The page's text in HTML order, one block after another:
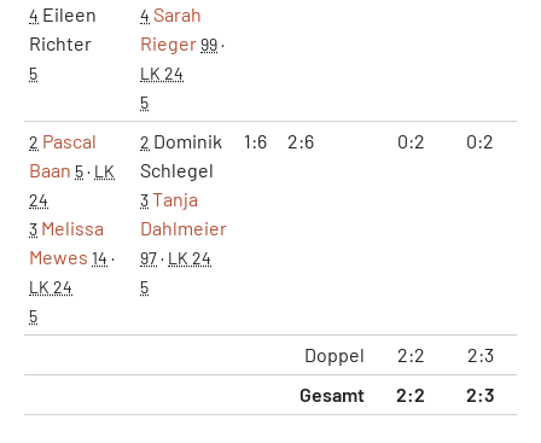
4 Eileen
Richter
5
4 Sarah
Rieger99·
LK 24
5
2 Pascal
Baan 5· LK
24
3 Melissa
Mewes 14 ·
LK 24
5
2 Dominik
Schlegel
3Tanja
Dahlmeier
97· LK 24
5
1:6 2:6 0:2 0:2
Doppel 2:2 2:3
Gesamt
2:2 2:3